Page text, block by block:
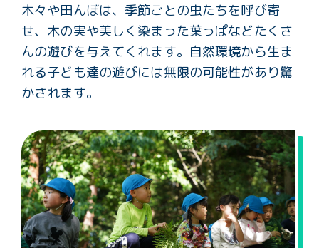
木々や田んぼは、季節ごとの虫たちを呼び寄
せ、木の実や美しく染まった葉っぱなどたくさ
んの遊びを与えてくれます。自然環境から生ま
れる子ども達の遊びには無限の可能性があり驚
かされます。